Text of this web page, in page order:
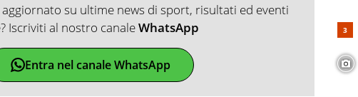
su ultime news di sport, risultati ed eventi
Iscriviti al nostro canaleWhatsApp
Entra nel canale WhatsApp